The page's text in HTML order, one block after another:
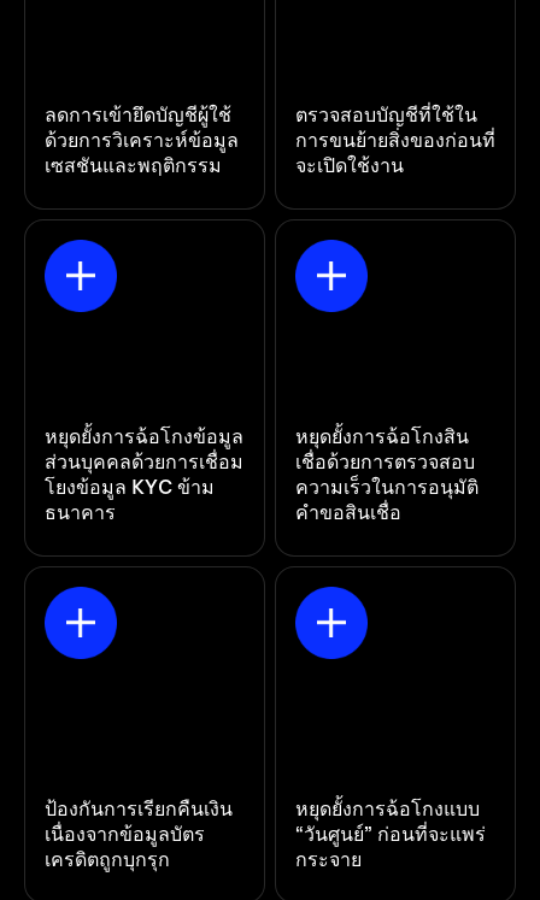
ลดการเข้ายึดบัญชีผู้ใช้
ด้วยการวิเคราะห์ข้อมูล
เซสชันและพฤติกรรม
ตรวจสอบบัญชีที่ใช้ใน
การขนย้ายสิ่งของก่อนที่
จะเปิดใช้งาน
หยุดยั้งการฉ้อโกงข้อมูล
ส่วนบุคคลด้วยการเชื่อม
โยงข้อมูล KYC ข้าม
ธนาคาร
หยุดยั้งการฉ้อโกงสิน
เชื่อด้วยการตรวจสอบ
ความเร็วในการอนุมัติ
คำขอสินเชื่อ
ป้องกันการเรียกคืนเงิน
เนื่องจากข้อมูลบัตร
เครดิตถูกบุกรุก
หยุดยั้งการฉ้อโกงแบบ
“วันศูนย์” ก่อนที่จะแพร่
กระจาย